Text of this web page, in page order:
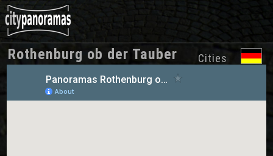
Rothenburg ob der Tauber Cities